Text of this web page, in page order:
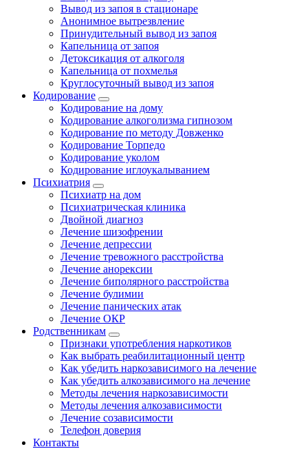
Вывод из запоя в стационаре
Анонимное вытрезвление
Принудительный вывод из запоя
Капельница от запоя
Детоксикация от алкоголя
Капельница от похмелья
Круглосуточный вывод из запоя
Кодирование
Кодирование на дому
Кодирование алкоголизма гипнозом
Кодирование по методу Довженко
Кодирование Торпедо
Кодирование уколом
Кодирование иглоукалыванием
Психиатрия
Психиатр на дом
Психиатрическая клиника
Двойной диагноз
Лечение шизофрении
Лечение депрессии
Лечение тревожного расстройства
Лечение анорексии
Лечение биполярного расстройства
Лечение булимии
Лечение панических атак
Лечение ОКР
Родственникам
Признаки употребления наркотиков
Как выбрать реабилитационный центр
Как убедить наркозависимого на лечение
Как убедить алкозависимого на лечение
Методы лечения наркозависимости
Методы лечения алкозависимости
Лечение созависимости
Телефон доверия
Контакты